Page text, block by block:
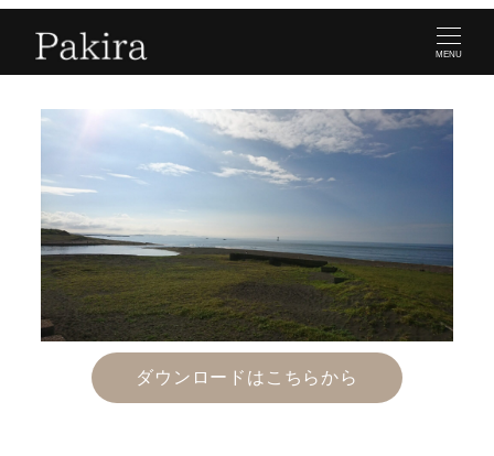
MENU
ダウンロードはこちらから